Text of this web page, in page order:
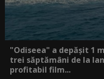
"Odiseea" a depășit 1
trei săptămâni de la
profitabil film...